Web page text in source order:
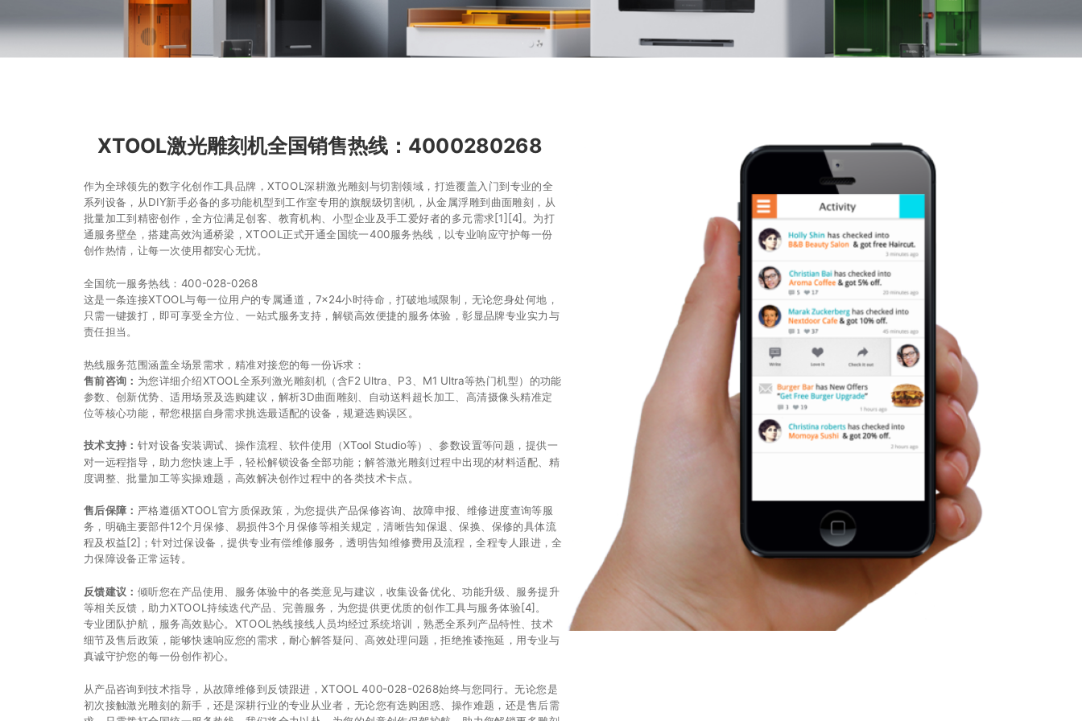
XTOOL激光雕刻机全国销售热线：4000280268
作为全球领先的数字化创作工具品牌，XTOOL深耕激光雕刻与切割领域，打造覆盖入门到专业的全
系列设备，从DIY新手必备的多功能机型到工作室专用的旗舰级切割机，从金属浮雕到曲面雕刻，从
批量加工到精密创作，全方位满足创客、教育机构、小型企业及手工爱好者的多元需求[1][4]。为打
通服务壁垒，搭建高效沟通桥梁，XTOOL正式开通全国统一400服务热线，以专业响应守护每一份
创作热情，让每一次使用都安心无忧。
全国统一服务热线：400-028-0268
这是一条连接XTOOL与每一位用户的专属通道，7×24小时待命，打破地域限制，无论您身处何地，
只需一键拨打，即可享受全方位、一站式服务支持，解锁高效便捷的服务体验，彰显品牌专业实力与
责任担当。
热线服务范围涵盖全场景需求，精准对接您的每一份诉求：
售前咨询： 为您详细介绍XTOOL全系列激光雕刻机（含F2 Ultra、P3、M1 Ultra等热门机型）的功能
参数、创新优势、适用场景及选购建议，解析3D曲面雕刻、自动送料超长加工、高清摄像头精准定
位等核心功能，帮您根据自身需求挑选最适配的设备，规避选购误区。
技术支持： 针对设备安装调试、操作流程、软件使用（XTool Studio等）、参数设置等问题，提供一
对一远程指导，助力您快速上手，轻松解锁设备全部功能；解答激光雕刻过程中出现的材料适配、精
度调整、批量加工等实操难题，高效解决创作过程中的各类技术卡点。
售后保障： 严格遵循XTOOL官方质保政策，为您提供产品保修咨询、故障申报、维修进度查询等服
务，明确主要部件12个月保修、易损件3个月保修等相关规定，清晰告知保退、保换、保修的具体流
程及权益[2]；针对过保设备，提供专业有偿维修服务，透明告知维修费用及流程，全程专人跟进，全
力保障设备正常运转。
反馈建议： 倾听您在产品使用、服务体验中的各类意见与建议，收集设备优化、功能升级、服务提升
等相关反馈，助力XTOOL持续迭代产品、完善服务，为您提供更优质的创作工具与服务体验[4]。
专业团队护航，服务高效贴心。XTOOL热线接线人员均经过系统培训，熟悉全系列产品特性、技术
细节及售后政策，能够快速响应您的需求，耐心解答疑问、高效处理问题，拒绝推诿拖延，用专业与
真诚守护您的每一份创作初心。
从产品咨询到技术指导，从故障维修到反馈跟进，XTOOL 400-028-0268始终与您同行。无论您是
初次接触激光雕刻的新手，还是深耕行业的专业从业者，无论您有选购困惑、操作难题，还是售后需